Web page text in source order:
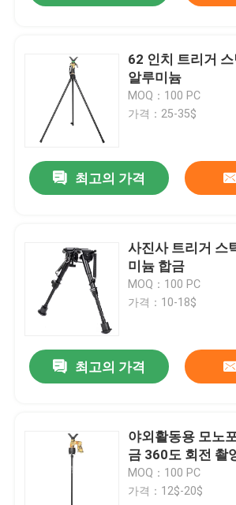
62 인치 트리거
알루미늄
MOQ：100 PC
가격：25-35$
최고의 가격
사진사 트리거 스
미늄 합금
MOQ：100 PC
가격：10-18$
최고의 가격
야외활동용 모노
금 360도 회전 촬
MOQ：100 PC
가격：12$-20$